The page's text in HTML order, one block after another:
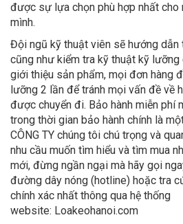
được sự lựa chọn phù hợp nhất cho
mình.
Đội ngũ kỹ thuật viên sẽ hướng dẫn
cũng như kiểm tra kỹ thuật kỹ lưỡng
giới thiệu sản phẩm, mọi đơn hàng
lưỡng 2 lần để tránh mọi vấn đề về
được chuyển đi. Bảo hành miễn phí
trong thời gian bảo hành chính là
CÔNG TY chúng tôi chú trọng và
nhu cầu muốn tìm hiểu và tìm mua
mới, đừng ngần ngại mà hãy gọi
đường dây nóng (hotline) hoặc tra
chính xác nhất thông qua hệ thống
website: Loakeohanoi.com